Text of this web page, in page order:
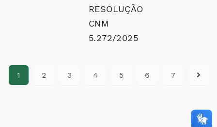
RESOLUÇÃO
CNM
5.272/2025
1 2 3 4 5 6 7